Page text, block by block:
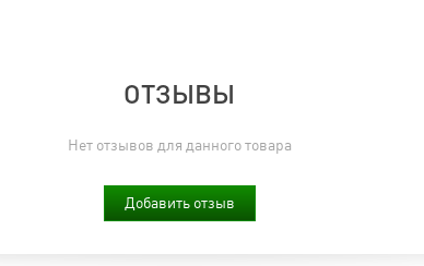
ОТЗЫВЫ
Нет отзывов для данного товара
Добавить отзыв